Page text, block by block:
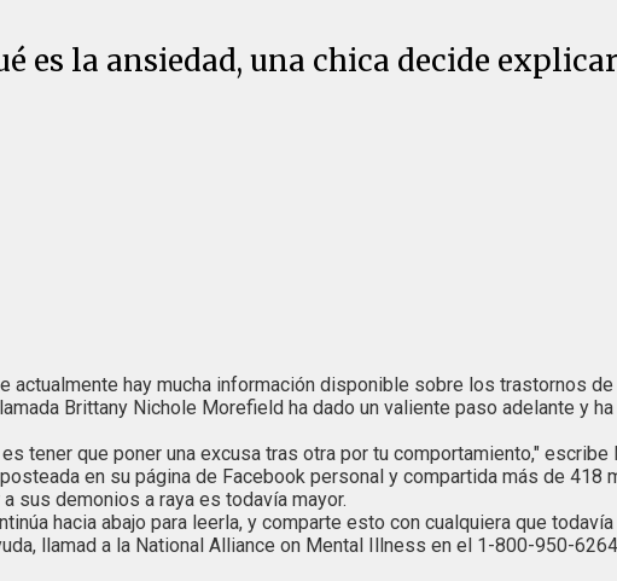
es la ansiedad, una chica decide
hay mucha información disponible sobre los trastornos
Brittany Nichole Morefield ha dado un valiente paso adelante y
tener que poner una excusa tras otra por tu comportamiento,"
en su página de Facebook personal y compartida más de
sus demonios a raya es todavía mayor.
hacia abajo para leerla, y comparte esto con cualquiera que
llamad a la National Alliance on Mental Illness en el 1-800-950-